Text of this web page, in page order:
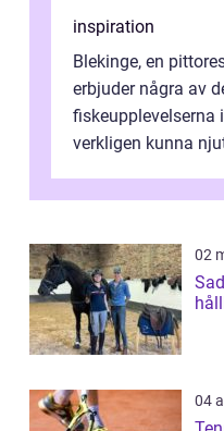
inspiration
Blekinge, en
erbjuder några av
fiskeupplevelserna
verkligen kunna
02
04